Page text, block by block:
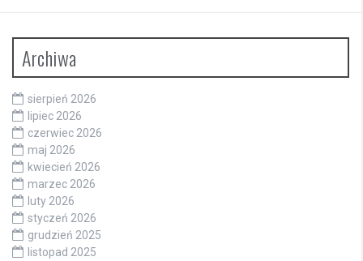
Archiwa
sierpień 2026
lipiec 2026
czerwiec 2026
maj 2026
kwiecień 2026
marzec 2026
luty 2026
styczeń 2026
grudzień 2025
listopad 2025